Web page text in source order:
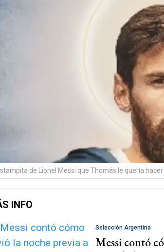
de Lionel Messi que Thomás le quería
INFO
Selección Argentina
Messi contó